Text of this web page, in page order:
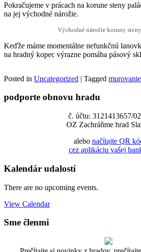
Pokračujeme v prácach na korune steny
na jej východné nárožie.
Východné nárožie koruny
Keďže máme momentálne nefunkčnú
na hradný kopec výrazne pomáha pásový
Posted in Uncategorized | Tagged murovanie
podporte obnovu hradu
č. účtu: 3121413657/
OZ Zachráňme hrad
alebo načítajte QR
cez aplikáciu vašej
Kalendár udalostí
There are no upcoming events.
View Calendar
Sme členmi